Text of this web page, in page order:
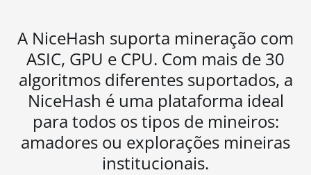
A NiceHash suporta mineração com
ASIC, GPU e CPU. Com mais de 30
algoritmos diferentes suportados, a
NiceHash é uma plataforma ideal
para todos os tipos de mineiros:
amadores ou explorações mineiras
institucionais.